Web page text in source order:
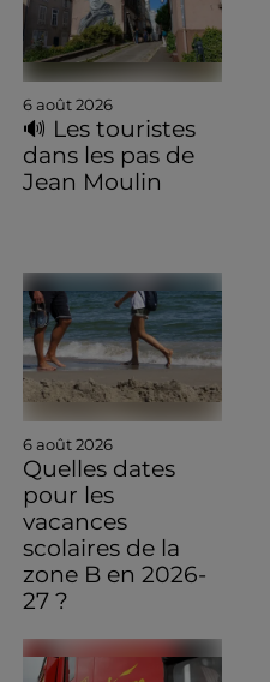
6 août 2026
🔊 Les touristes
dans les pas de
Jean Moulin
6 août 2026
Quelles dates
pour les
vacances
scolaires de la
zone B en 2026-
27 ?